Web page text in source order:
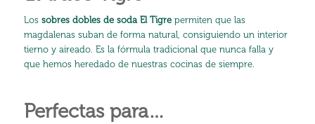
Los sobres dobles de soda El Tigrepermiten que las
magdalenas suban de forma natural, consiguiendo un interior
tierno y aireado. Es la fórmula tradicional que nunca falla y
que hemos heredado de nuestras cocinas de siempre.
Perfectas para…